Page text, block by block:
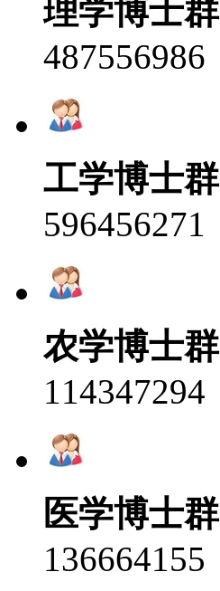
理学博士群
487556986
工学博士群
596456271
农学博士群
114347294
医学博士群
136664155